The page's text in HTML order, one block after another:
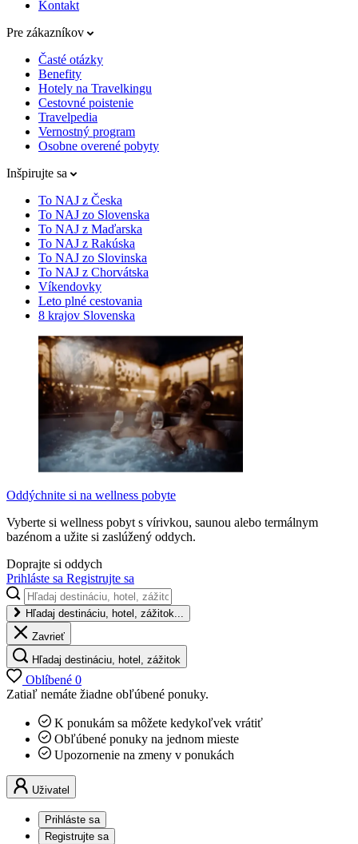
Kontakt
Pre zákazníkov
Časté otázky
Benefity
Hotely na Travelkingu
Cestovné poistenie
Travelpedia
Vernostný program
Osobne overené pobyty
Inšpirujte sa
To NAJ z Česka
To NAJ zo Slovenska
To NAJ z Maďarska
To NAJ z Rakúska
To NAJ zo Slovinska
To NAJ z Chorvátska
Víkendovky
Leto plné cestovania
8 krajov Slovenska
Oddýchnite si na wellness pobyte
Vyberte si wellness pobyt s vírivkou, saunou alebo termálnym
bazénom a užite si zaslúžený oddych.
Doprajte si oddych
Prihláste sa Registrujte sa
Hľadaj destináciu, hotel, zážitok...
Zavrieť
Hľadaj destináciu, hotel, zážitok
Oblíbené 0
Zatiaľ nemáte žiadne obľúbené ponuky.
K ponukám sa môžete kedykoľvek vrátiť
Obľúbené ponuky na jednom mieste
Upozornenie na zmeny v ponukách
Uživatel
Prihláste sa
Registrujte sa